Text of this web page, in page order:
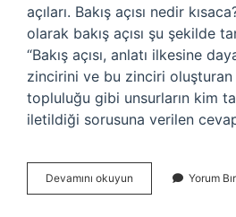
açıları. Bakış açısı nedir
olarak bakış açısı şu şekilde
“Bakış açısı, anlatı ilkesine
zincirini ve bu zinciri oluşturan
topluluğu gibi unsurların kim
iletildiği sorusuna verilen
Devamını okuyun
Ve
Yorum